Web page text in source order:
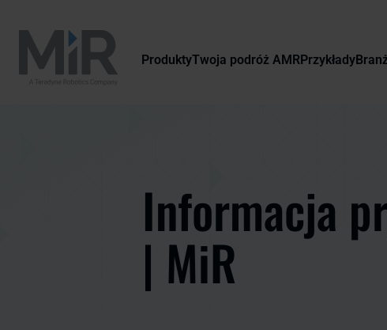
ProduktyTwoja podróż AMRPrzykłady
Informacja
| MiR